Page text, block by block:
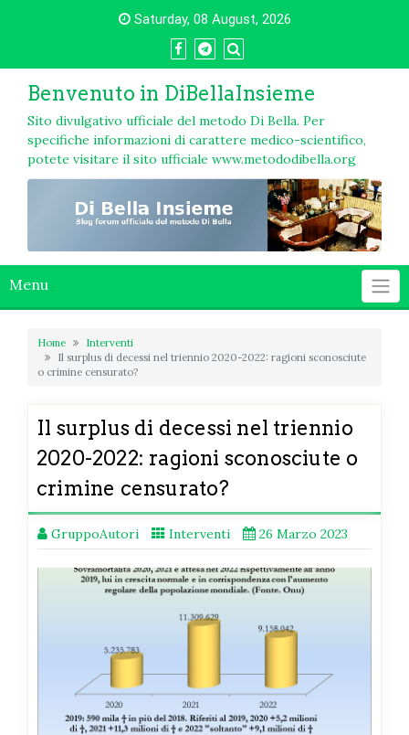
Saturday, 08 August, 2026
Benvenuto in DiBellaInsieme
Sito divulgativo ufficiale del metodo Di Bella. Per
specifiche informazioni di carattere medico-scientifico,
potete visitare il sito ufficiale www.metododibella.org
Menu
Home
Interventi
Il surplus di decessi nel triennio 2020-2022: ragioni sconosciute
o crimine censurato?
Il surplus di decessi nel triennio
2020-2022: ragioni sconosciute o
crimine censurato?
GruppoAutori Interventi 26 Marzo 2023